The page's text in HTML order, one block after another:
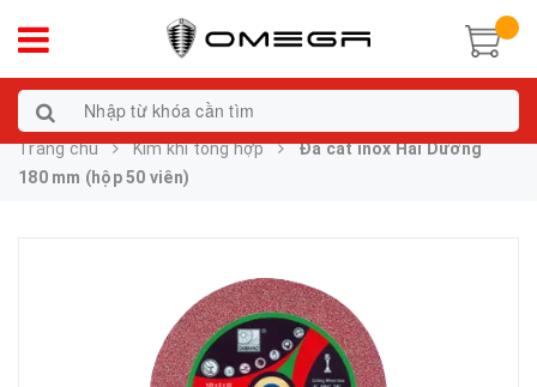
Trang chủ Kim khí tổng hợp
Đá cắt inox Hải Dương
180 mm (hộp 50 viên)